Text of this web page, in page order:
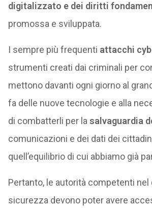
digitalizzato e dei diritti
promossa e sviluppata.
I sempre più frequenti attacchi
strumenti creati dai criminali per
mettono davanti ogni giorno al
fa delle nuove tecnologie e alla
di combatterli per la salvaguardia
comunicazioni e dei dati dei
quell’equilibrio di cui abbiamo già
Pertanto, le autorità competenti nel
sicurezza devono poter avere